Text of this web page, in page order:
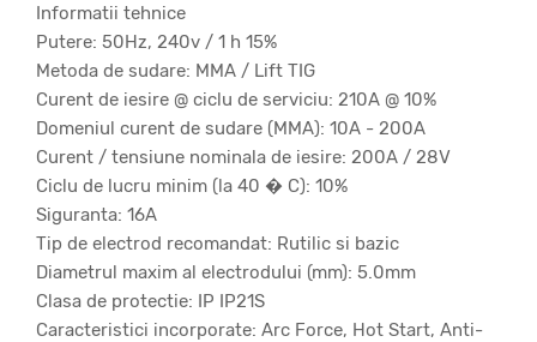
Informatii tehnice
Putere: 50Hz, 240v / 1 h 15%
Metoda de sudare: MMA / Lift TIG
Curent de iesire @ ciclu de serviciu: 210A @ 10%
Domeniul curent de sudare (MMA): 10A - 200A
Curent / tensiune nominala de iesire: 200A / 28V
Ciclu de lucru minim (la 40 � C): 10%
Siguranta: 16A
Tip de electrod recomandat: Rutilic si bazic
Diametrul maxim al electrodului (mm): 5.0mm
Clasa de protectie: IP IP21S
Caracteristici incorporate: Arc Force, Hot Start, Anti-